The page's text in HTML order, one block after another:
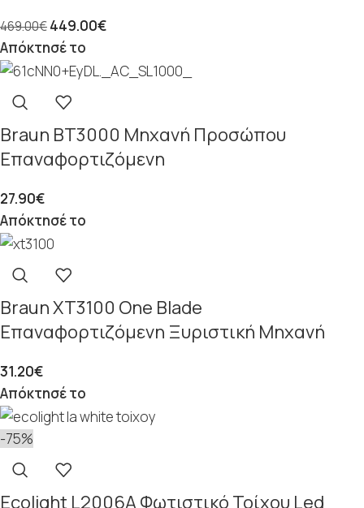
469.00€449.00€
Απόκτησέ το
Braun BT3000 Μηχανή Προσώπου
Επαναφορτιζόμενη
27.90€
Απόκτησέ το
Braun XT3100 One Blade
Επαναφορτιζόμενη Ξυριστική Μηχανή
31.20€
Απόκτησέ το
-75%
Ecolight L2006A Φωτιστικό Τοίχου Led